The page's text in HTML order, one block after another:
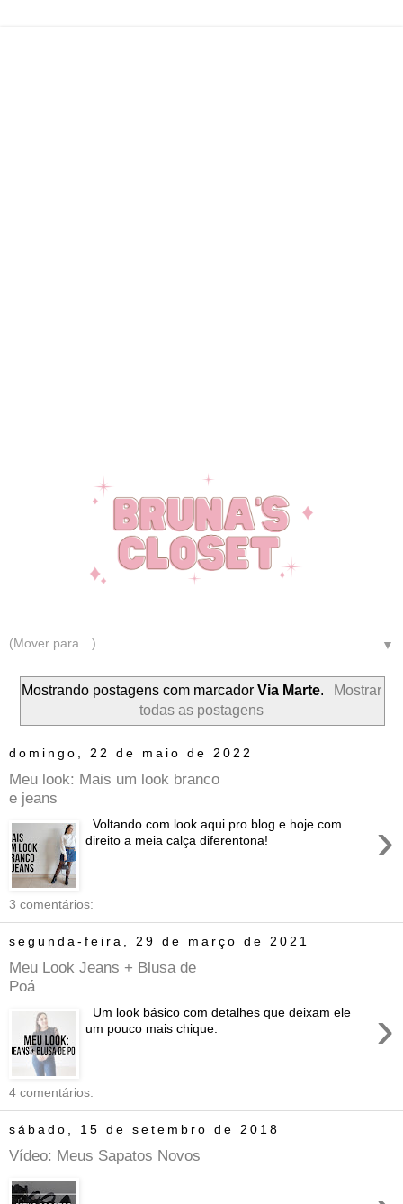
▼
Mostrando postagens com marcadorVia Marte.
Mostrar
todas as postagens
domingo, 22 de maio de 2022
Meu look: Mais um look branco
e jeans
›
Voltando com look aqui pro blog e hoje com
direito a meia calça diferentona!
3 comentários:
segunda-feira, 29 de março de 2021
Meu Look Jeans + Blusa de
Poá
›
Um look básico com detalhes que deixam ele
um pouco mais chique.
4 comentários:
sábado, 15 de setembro de 2018
Vídeo: Meus Sapatos Novos